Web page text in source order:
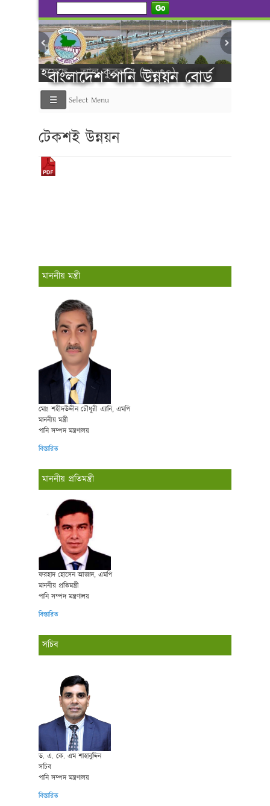
Go
বাংলাদেশ পানি উন্নয়ন বোর্ড
করা হয়েছে - আল কুরআন (২১:৩০)
Select Menu
টেকশই উন্নয়ন
মাননীয় মন্ত্রী
মোঃ শহীদউদ্দীন চৌধুরী এ্যানি, এমপি
মাননীয় মন্ত্রী
পানি সম্পদ মন্ত্রণালয়
বিস্তারিত
মাননীয় প্রতিমন্ত্রী
ফরহাদ হোসেন আজাদ, এমপি
মাননীয় প্রতিমন্ত্রী
পানি সম্পদ মন্ত্রণালয়
বিস্তারিত
সচিব
ড. এ. কে. এম শাহাবুদ্দিন
সচিব
পানি সম্পদ মন্ত্রণালয়
বিস্তারিত